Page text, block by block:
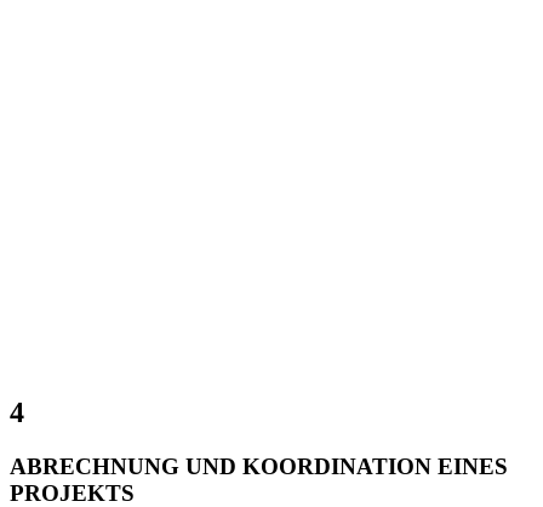
4
ABRECHNUNG UND KOORDINATION EINES
PROJEKTS